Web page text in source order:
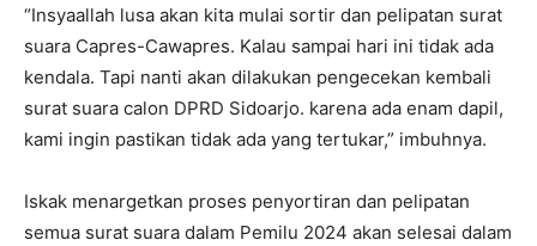
“Insyaallah lusa akan kita mulai sortir dan pelipatan surat
suara Capres-Cawapres. Kalau sampai hari ini tidak ada
kendala. Tapi nanti akan dilakukan pengecekan kembali
surat suara calon DPRD Sidoarjo. karena ada enam dapil,
kami ingin pastikan tidak ada yang tertukar,” imbuhnya.
Iskak menargetkan proses penyortiran dan pelipatan
semua surat suara dalam Pemilu 2024 akan selesai dalam